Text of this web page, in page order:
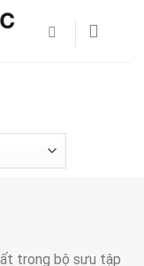
trong bộ sưu tập